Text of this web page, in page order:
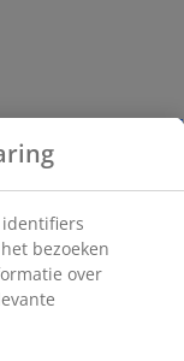
identifiers
bezoeken
over